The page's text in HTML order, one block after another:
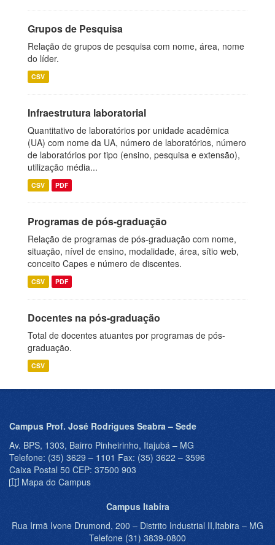
Grupos de Pesquisa
Relação de grupos de pesquisa com nome, área, nome
do líder.
CSV
Infraestrutura laboratorial
Quantitativo de laboratórios por unidade acadêmica
(UA) com nome da UA, número de laboratórios, número
de laboratórios por tipo (ensino, pesquisa e extensão),
utilização média...
CSV PDF
Programas de pós-graduação
Relação de programas de pós-graduação com nome,
situação, nível de ensino, modalidade, área, sítio web,
conceito Capes e número de discentes.
CSV PDF
Docentes na pós-graduação
Total de docentes atuantes por programas de pós-
graduação.
CSV
Campus Prof. José Rodrigues Seabra – Sede
Av. BPS, 1303, Bairro Pinheirinho, Itajubá – MG
Telefone: (35) 3629 – 1101 Fax: (35) 3622 – 3596
Caixa Postal 50 CEP: 37500 903
Mapa do Campus
Campus Itabira
Rua Irmã Ivone Drumond, 200 – Distrito Industrial II,Itabira – MG
Telefone (31) 3839-0800